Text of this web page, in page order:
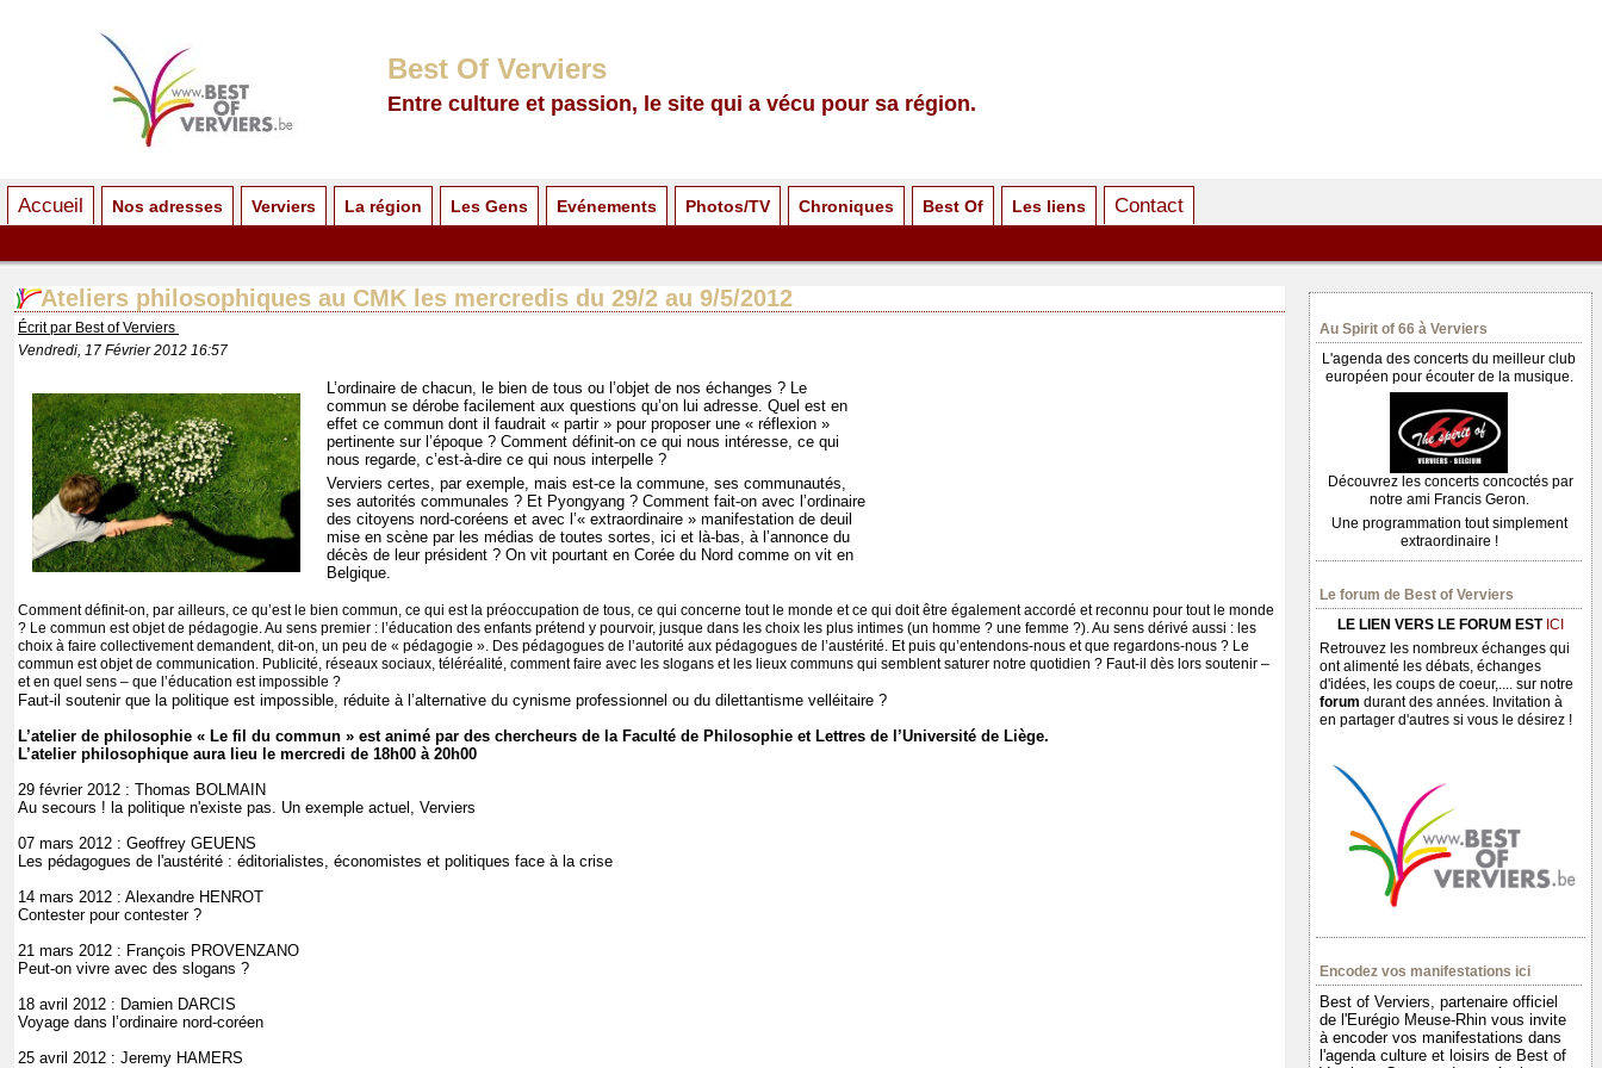
Best Of Verviers
Entre culture et passion, le site qui a vécu pour sa région.
Accueil Nos adresses Verviers La région Les Gens Evénements Photos/TV Chroniques Best Of Les liens Contact
Ateliers philosophiques au CMK les mercredis du 29/2 au 9/5/2012
Écrit par Best of Verviers
Vendredi, 17 Février 2012 16:57
L’ordinaire de chacun, le bien de tous ou l’objet de nos échanges ? Le
commun se dérobe facilement aux questions qu’on lui adresse. Quel est en
effet ce commun dont il faudrait « partir » pour proposer une « réflexion »
pertinente sur l’époque ? Comment définit-on ce qui nous intéresse, ce qui
nous regarde, c’est-à-dire ce qui nous interpelle ?
Verviers certes, par exemple, mais est-ce la commune, ses communautés,
ses autorités communales ? Et Pyongyang ? Comment fait-on avec l’ordinaire
des citoyens nord-coréens et avec l’« extraordinaire » manifestation de deuil
mise en scène par les médias de toutes sortes, ici et là-bas, à l’annonce du
décès de leur président ? On vit pourtant en Corée du Nord comme on vit en
Belgique.
Comment définit-on, par ailleurs, ce qu’est le bien commun, ce qui est la préoccupation de tous, ce qui concerne tout le monde et ce qui doit être également accordé et reconnu pour tout le monde
? Le commun est objet de pédagogie. Au sens premier : l’éducation des enfants prétend y pourvoir, jusque dans les choix les plus intimes (un homme ? une femme ?). Au sens dérivé aussi : les
choix à faire collectivement demandent, dit-on, un peu de « pédagogie ». Des pédagogues de l’autorité aux pédagogues de l’austérité. Et puis qu’entendons-nous et que regardons-nous ? Le
commun est objet de communication. Publicité, réseaux sociaux, téléréalité, comment faire avec les slogans et les lieux communs qui semblent saturer notre quotidien ? Faut-il dès lors soutenir –
et en quel sens – que l’éducation est impossible ?
Faut-il soutenir que la politique est impossible, réduite à l’alternative du cynisme professionnel ou du dilettantisme velléitaire ?
L’atelier de philosophie « Le fil du commun » est animé par des chercheurs de la Faculté de Philosophie et Lettres de l’Université de Liège.
L’atelier philosophique aura lieu le mercredi de 18h00 à 20h00
29 février 2012 : Thomas BOLMAIN
Au secours ! la politique n'existe pas. Un exemple actuel, Verviers
07 mars 2012 : Geoffrey GEUENS
Les pédagogues de l'austérité : éditorialistes, économistes et politiques face à la crise
14 mars 2012 : Alexandre HENROT
Contester pour contester ?
21 mars 2012 : François PROVENZANO
Peut-on vivre avec des slogans ?
18 avril 2012 : Damien DARCIS
Voyage dans l’ordinaire nord-coréen
25 avril 2012 : Jeremy HAMERS
Au Spirit of 66 à Verviers
L'agenda des concerts du meilleur club
européen pour écouter de la musique.
Découvrez les concerts concoctés par
notre ami Francis Geron.
Une programmation tout simplement
extraordinaire !
Le forum de Best of Verviers
LE LIEN VERS LE FORUM EST ICI
Retrouvez les nombreux échanges qui
ont alimenté les débats, échanges
d'idées, les coups de coeur,.... sur notre
forum durant des années. Invitation à
en partager d'autres si vous le désirez !
Encodez vos manifestations ici
Best of Verviers, partenaire officiel
de l'Eurégio Meuse-Rhin vous invite
à encoder vos manifestations dans
l'agenda culture et loisirs de Best of